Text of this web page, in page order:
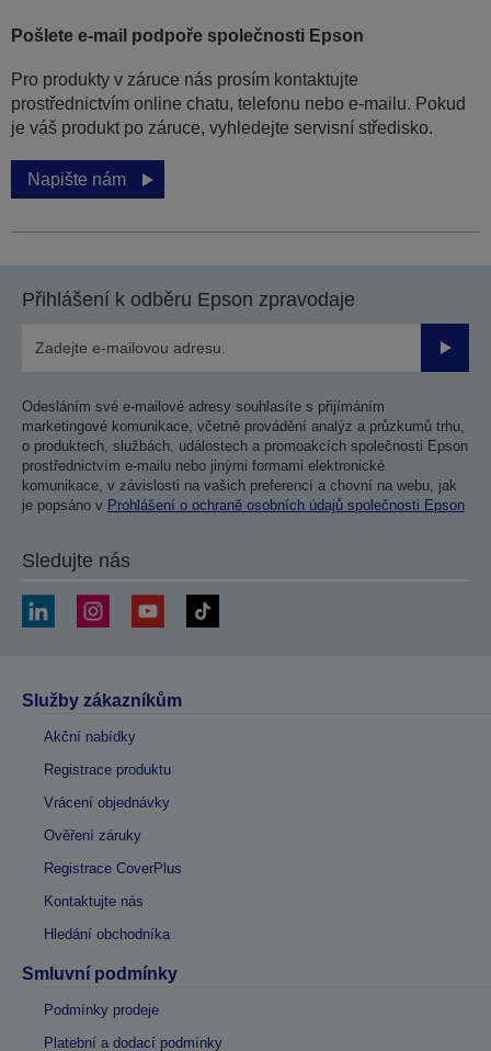
Pošlete e-mail podpoře společnosti Epson
Pro produkty v záruce nás prosím kontaktujte
prostřednictvím online chatu, telefonu nebo e-mailu. Pokud
je váš produkt po záruce, vyhledejte servisní středisko.
Napište nám
Přihlášení k odběru Epson zpravodaje
Odesláním své e-mailové adresy souhlasíte s přijímáním
marketingové komunikace, včetně provádění analýz a průzkumů trhu,
o produktech, službách, událostech a promoakcích společnosti Epson
prostřednictvím e-mailu nebo jinými formami elektronické
komunikace, v závislosti na vašich preferencí a chovní na webu, jak
je popsáno v Prohlášení o ochraně osobních údajů společnosti Epson
Sledujte nás
Služby zákazníkům
Akční nabídky
Registrace produktu
Vrácení objednávky
Ověření záruky
Registrace CoverPlus
Kontaktujte nás
Hledání obchodníka
Smluvní podmínky
Podmínky prodeje
Platební a dodací podmínky